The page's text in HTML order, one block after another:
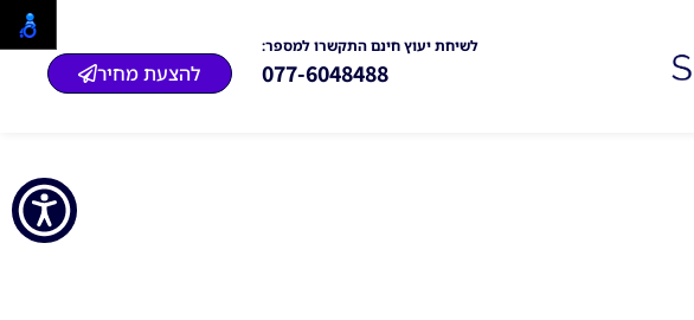
לשיחת יעוץ חינם התקשרו למספר:
077-6048488 להצעת מחיר